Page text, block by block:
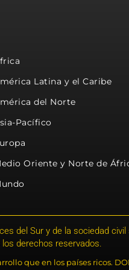
Latina y el Caribe
del Norte
Pacífico
Oriente y Norte de
del Sur y de la sociedad civil
derechos reservados.
que en los países ricos.